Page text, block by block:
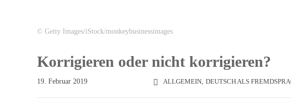
© Getty Images/iStock/monkeybusinessimages
Korrigieren oder nicht korrigieren?
19. Februar 2019 ALLGEMEIN, DEUTSCH ALS